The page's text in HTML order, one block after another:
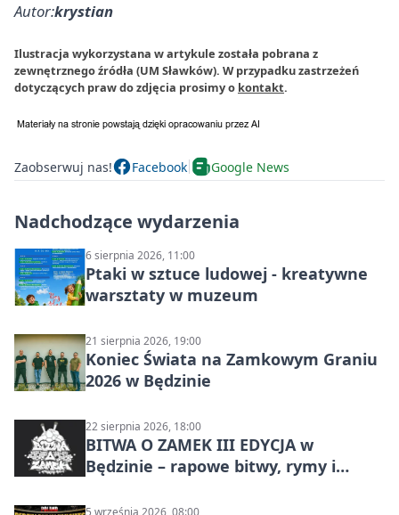
Autor:krystian
Ilustracja wykorzystana w artykule została pobrana z
zewnętrznego źródła (UM Sławków). W przypadku zastrzeżeń
dotyczących praw do zdjęcia prosimy o kontakt.
Zaobserwuj nas! Facebook Google News
Nadchodzące wydarzenia
6 sierpnia 2026, 11:00
Ptaki w sztuce ludowej - kreatywne
warsztaty w muzeum
21 sierpnia 2026, 19:00
Koniec Świata na Zamkowym Graniu
2026 w Będzinie
22 sierpnia 2026, 18:00
BITWA O ZAMEK III EDYCJA w
Będzinie – rapowe bitwy, rymy i
5 września 2026, 08:00